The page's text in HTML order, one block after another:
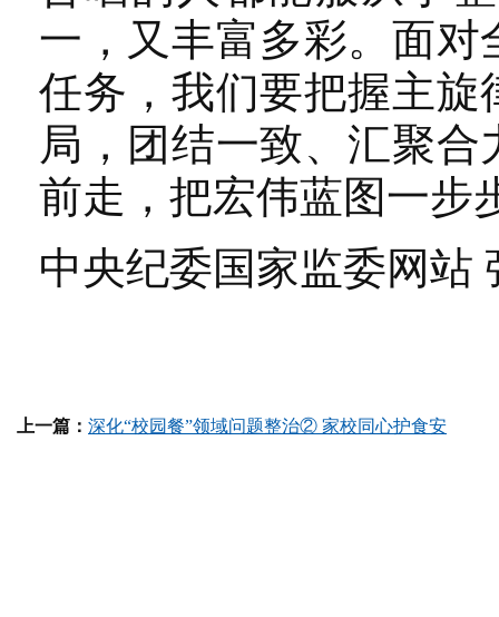
一，又丰富多彩。面
任务，我们要把握主
局，团结一致、汇聚
前走，把宏伟蓝图一步
中央纪委国家监委网站
上一篇： 深化“校园餐”领域问题整治② 家校同心护食安